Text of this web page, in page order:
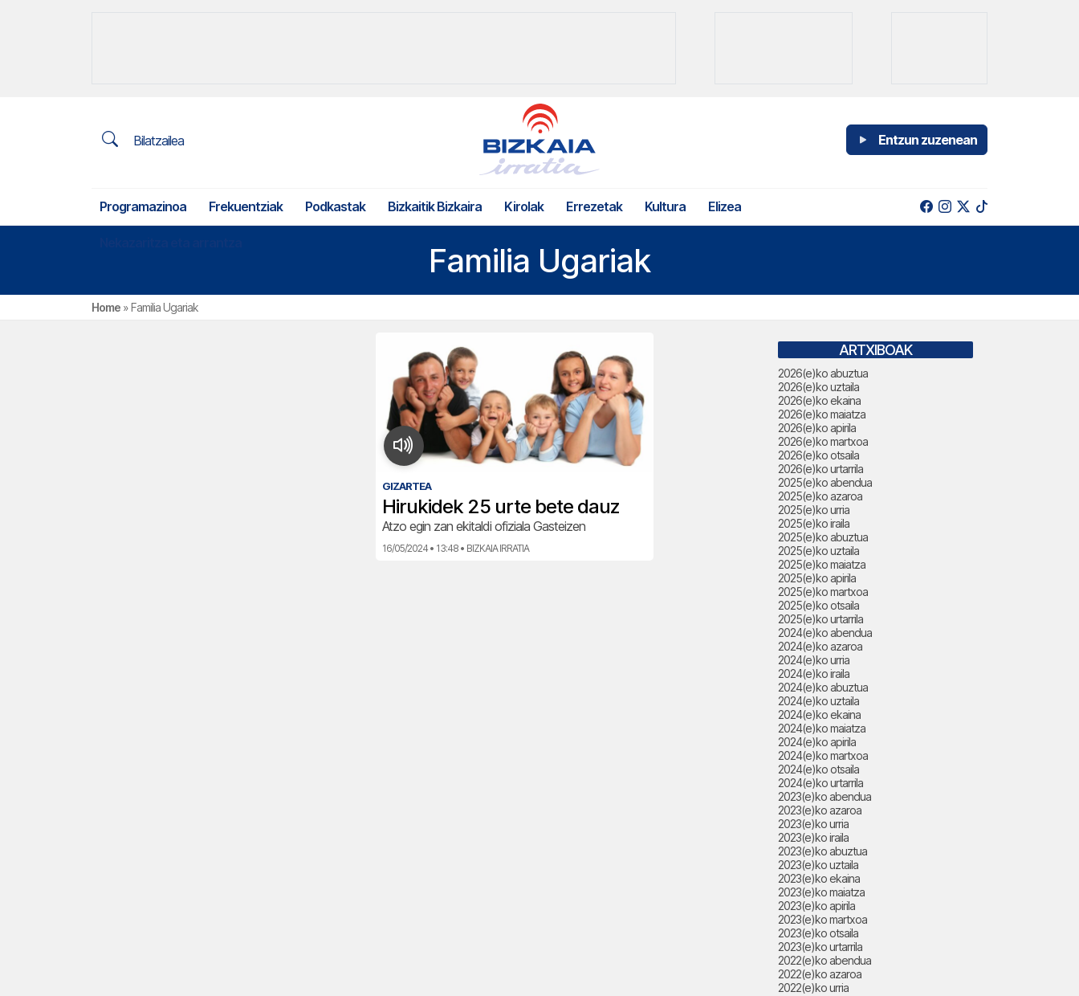
Bilatzailea Entzun zuzenean
Programazinoa Frekuentziak Podkastak Bizkaitik Bizkaira Kirolak Errezetak Kultura Elizea
Familia Ugariak
Home »Familia Ugariak
GIZARTEA
Hirukidek 25 urte bete dauz
Atzo egin zan ekitaldi ofiziala Gasteizen
16/05/2024 • 13:48 • BIZKAIA IRRATIA
ARTXIBOAK
2026(e)ko abuztua
2026(e)ko uztaila
2026(e)ko ekaina
2026(e)ko maiatza
2026(e)ko apirila
2026(e)ko martxoa
2026(e)ko otsaila
2026(e)ko urtarrila
2025(e)ko abendua
2025(e)ko azaroa
2025(e)ko urria
2025(e)ko iraila
2025(e)ko abuztua
2025(e)ko uztaila
2025(e)ko maiatza
2025(e)ko apirila
2025(e)ko martxoa
2025(e)ko otsaila
2025(e)ko urtarrila
2024(e)ko abendua
2024(e)ko azaroa
2024(e)ko urria
2024(e)ko iraila
2024(e)ko abuztua
2024(e)ko uztaila
2024(e)ko ekaina
2024(e)ko maiatza
2024(e)ko apirila
2024(e)ko martxoa
2024(e)ko otsaila
2024(e)ko urtarrila
2023(e)ko abendua
2023(e)ko azaroa
2023(e)ko urria
2023(e)ko iraila
2023(e)ko abuztua
2023(e)ko uztaila
2023(e)ko ekaina
2023(e)ko maiatza
2023(e)ko apirila
2023(e)ko martxoa
2023(e)ko otsaila
2023(e)ko urtarrila
2022(e)ko abendua
2022(e)ko azaroa
2022(e)ko urria